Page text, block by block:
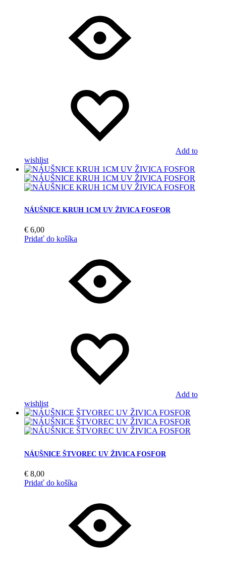
Add to
wishlist
NÁUŠNICE KRUH 1CM UV ŽIVICA FOSFOR
€ 6,00
Pridať do košíka
Add to
wishlist
NÁUŠNICE ŠTVOREC UV ŽIVICA FOSFOR
€ 8,00
Pridať do košíka